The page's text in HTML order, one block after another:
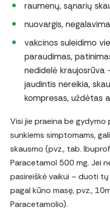
raumenų, sąnarių
nuovargis,
vakcinos suleidimo
paraudimas,
nedidelė kraujosrūva
jaudintis nereikia,
kompresas, uždėtas
Visi jie praeina be
sunkiems simptomams,
skausmo (pvz., tab.
Paracetamol 500 mg. Jei
pasireiškė vaikui – duoti
pagal kūno masę, pvz.,
Paracetamolio).